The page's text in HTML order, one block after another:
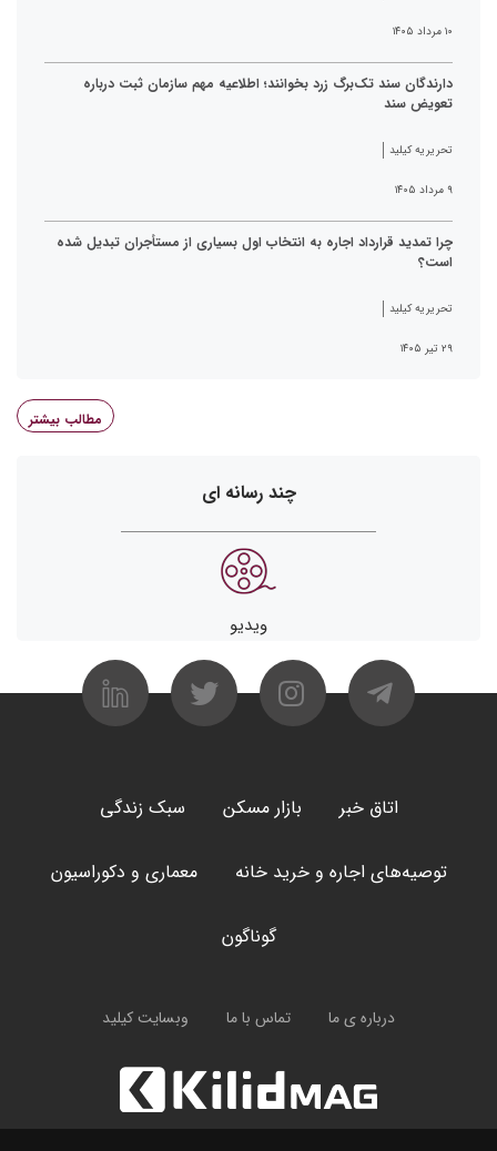
۱۰ مرداد ۱۴۰۵
دارندگان سند تک‌برگ زرد بخوانند؛ اطلاعیه مهم سازمان ثبت درباره
تعویض سند
تحریریه کیلید
۹ مرداد ۱۴۰۵
چرا تمدید قرارداد اجاره به انتخاب اول بسیاری از مستأجران تبدیل شده
است؟
تحریریه کیلید
۲۹ تیر ۱۴۰۵
مطالب بیشتر
چند رسانه ای
ویدیو
اتاق خبر بازار مسکن سبک زندگی
توصیه‌های اجاره و خرید خانه معماری و دکوراسیون
گوناگون
درباره ی ما تماس با ما وبسایت کیلید